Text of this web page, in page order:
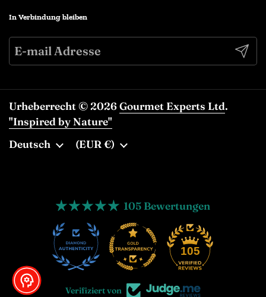
In Verbindung bleiben
Urheberrecht © 2026Gourmet Experts Ltd.
"Inspired by Nature"
Sprache
Deutsch Land/Region
(EUR €)
105 Bewertungen
105
Verifiziert von